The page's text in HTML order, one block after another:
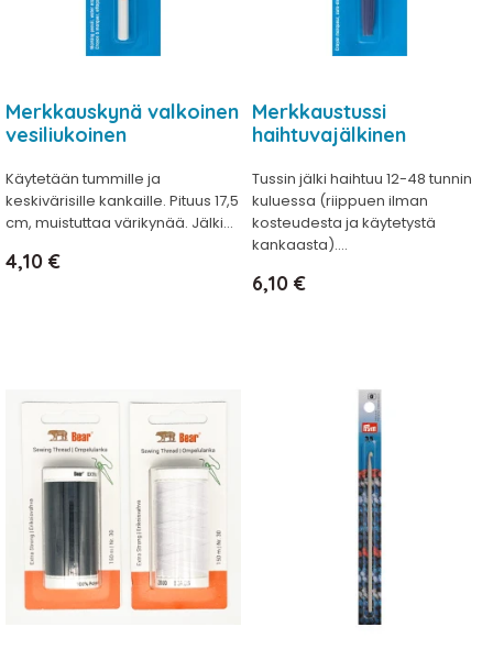
Merkkauskynä valkoinen
vesiliukoinen
Käytetään tummille ja
keskivärisille kankaille. Pituus 17,5
cm, muistuttaa värikynää. Jälki...
Hinta
4,10 €
Merkkaustussi
haihtuvajälkinen
Tussin jälki haihtuu 12-48 tunnin
kuluessa (riippuen ilman
kosteudesta ja käytetystä
kankaasta)....
Hinta
6,10 €